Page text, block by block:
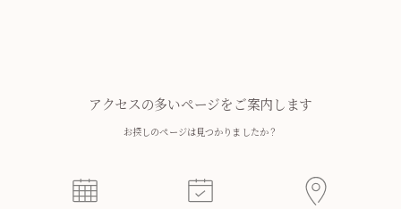
アクセスの多いページをご案内します
お探しのページは見つかりましたか？